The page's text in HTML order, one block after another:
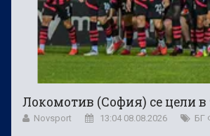
Локомотив (София) се цели
Novsport 13:04 08.08.2026 БГ